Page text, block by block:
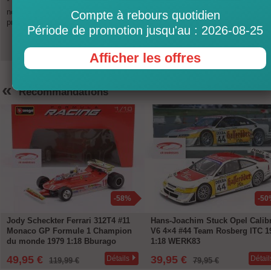
note that there may be less favorable exchange rates with your payment
provider (PayPal, credit cards, EC).
« Recommandations
-58%
Jody Scheckter Ferrari 312T4 #11
Monaco GP Formule 1 Champion
du monde 1979 1:18 Bburago
49,95 € 119,99 € Détails
-
Hans-Joachim Stuck Opel
V6 4×4 #44 Team Rosberg ITC
1:18 WERK83
39,95 € 79,95 €
Compte à rebours quotidien
Période de promotion jusqu'au : 2026-08-25
Afficher les offres